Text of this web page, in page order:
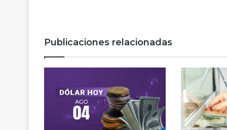
i
e
r
Publicaciones relacionadas